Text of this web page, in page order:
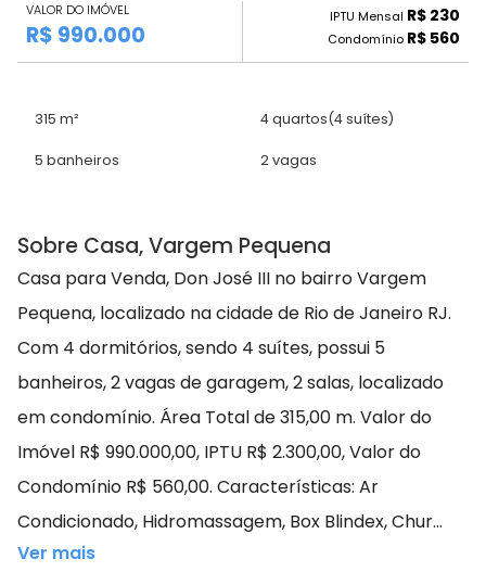
VALOR DO IMÓVEL
R$ 990.000
IPTU Mensal R$ 230
Condomínio R$ 560
315 m² 4 quartos(4 suítes)
5 banheiros 2 vagas
Sobre Casa, Vargem Pequena
Casa para Venda, Don José III no bairro Vargem
Pequena, localizado na cidade de Rio de Janeiro RJ.
Com 4 dormitórios, sendo 4 suítes, possui 5
banheiros, 2 vagas de garagem, 2 salas, localizado
em condomínio. Área Total de 315,00 m. Valor do
Imóvel R$ 990.000,00, IPTU R$ 2.300,00, Valor do
Condomínio R$ 560,00. Características: Ar
Condicionado, Hidromassagem, Box Blindex, Chur...
Ver mais